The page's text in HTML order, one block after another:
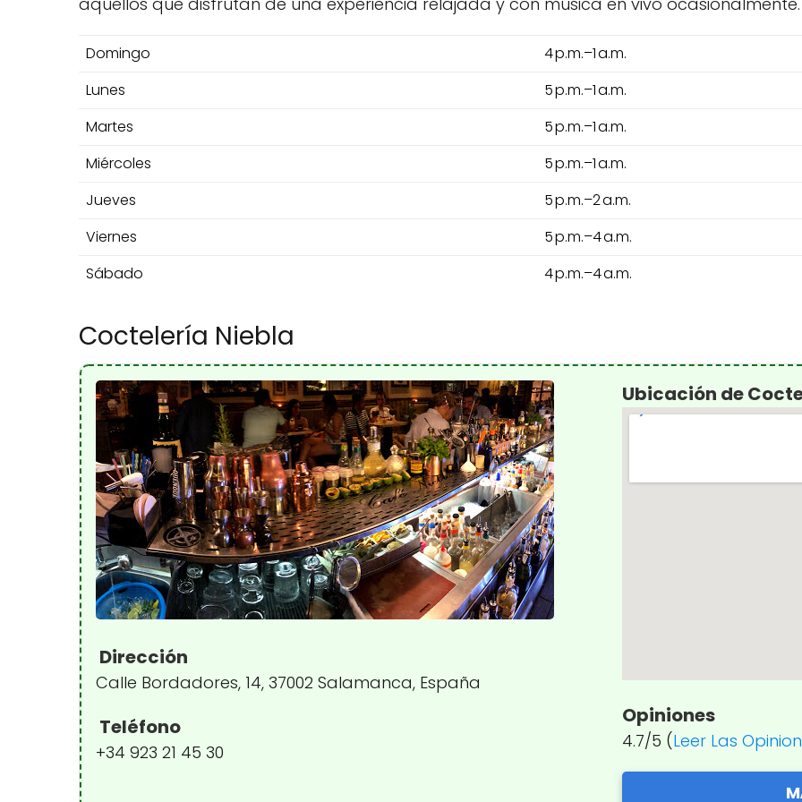
Domingo
4 p.m.–1 a.m.
Lunes
5 p.m.–1 a.m.
Martes
5 p.m.–1 a.m.
Miércoles
5 p.m.–1 a.m.
Jueves
5 p.m.–2 a.m.
Viernes
5 p.m.–4 a.m.
Sábado
4 p.m.–4 a.m.
Coctelería Niebla
Dirección
Calle Bordadores, 14, 37002 Salamanca, España
Teléfono
+34 923 21 45 30
Ubicación de
Opiniones
4.7/5 (Leer Las